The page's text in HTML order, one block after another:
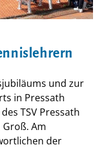
und zur
in Pressath
TSV Pressath
Am
der